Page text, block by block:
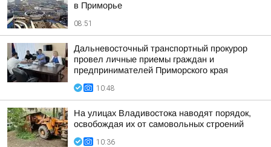
в Приморье
08:51
Дальневосточный транспортный прокурор
провел личные приемы граждан и
предпринимателей Приморского края
10:48
На улицах Владивостока наводят порядок,
освобождая их от самовольных строений
10:36